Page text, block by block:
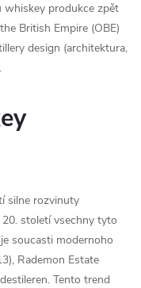
whiskey produkce zpět
British Empire (OBE)
design (architektura,
silne rozvinuty
20. století vsechny tyto
soucasti modernoho
Rademon Estate
Tento trend